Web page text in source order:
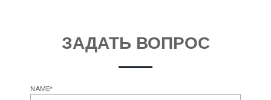
ЗАДАТЬ ВОПРОС
NAME*